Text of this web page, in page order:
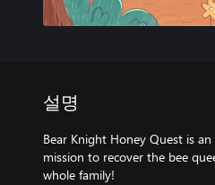
설명
Bear Knight Honey Quest is
mission to recover the bee
whole family!